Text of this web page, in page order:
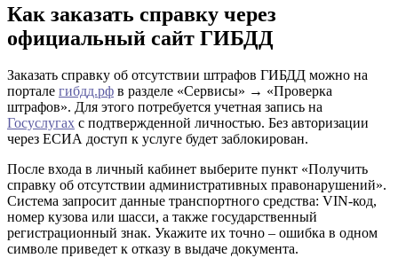
Как заказать справку через
официальный сайт ГИБДД
Заказать справку об отсутствии штрафов ГИБДД можно на
портале гибдд.рф в разделе «Сервисы» → «Проверка
штрафов». Для этого потребуется учетная запись на
Госуслугах с подтвержденной личностью. Без авторизации
через ЕСИА доступ к услуге будет заблокирован.
После входа в личный кабинет выберите пункт «Получить
справку об отсутствии административных правонарушений».
Система запросит данные транспортного средства: VIN-код,
номер кузова или шасси, а также государственный
регистрационный знак. Укажите их точно – ошибка в одном
символе приведет к отказу в выдаче документа.